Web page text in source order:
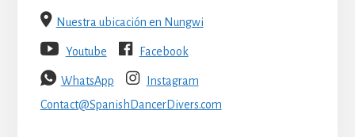
Nuestra ubicación en Nungwi
Youtube Facebook
WhatsApp
Instagram
Contact@SpanishDancerDivers.com